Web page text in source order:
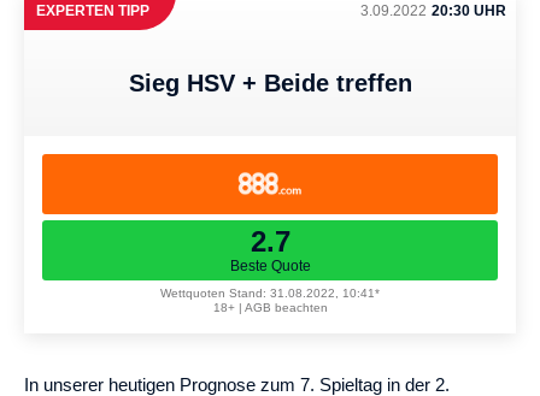
EXPERTEN TIPP 3.09.2022 20:30 UHR
Sieg HSV + Beide treffen
2.7
Beste Quote
Wettquoten Stand: 31.08.2022, 10:41*
18+ | AGB beachten
In unserer heutigen Prognose zum 7. Spieltag in der 2.